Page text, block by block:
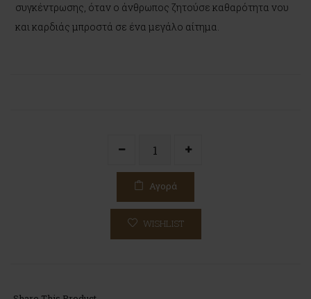
συγκέντρωσης, όταν ο άνθρωπος ζητούσε καθαρότητα νου
και καρδιάς μπροστά σε ένα μεγάλο αίτημα.
Αγορά
WISHLIST